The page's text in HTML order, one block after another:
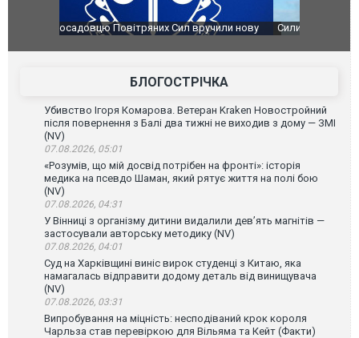
Сили оборони уразили Ярославський НПЗ:
атаку. ВІДЕО
Неймар
БЛОГОСТРІЧКА
Убивство Ігоря Комарова. Ветеран Kraken Новостройний
після повернення з Балі два тижні не виходив з дому — ЗМІ
(NV)
07.08.2026, 05:01
«Розумів, що мій досвід потрібен на фронті»: історія
медика на псевдо Шаман, який рятує життя на полі бою
(NV)
07.08.2026, 04:31
У Вінниці з організму дитини видалили дев’ять магнітів —
застосували авторську методику (NV)
07.08.2026, 04:01
Суд на Харківщині виніс вирок студенці з Китаю, яка
намагалась відправити додому деталь від винищувача
(NV)
07.08.2026, 03:31
Випробування на міцність: несподіваний крок короля
Чарльза став перевіркою для Вільяма та Кейт (Факти)